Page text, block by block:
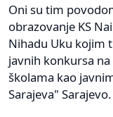
Oni su tim
obrazovanje KS
Nihadu Uku kojim
javnih konkursa
školama kao
Sarajeva" Sarajevo.